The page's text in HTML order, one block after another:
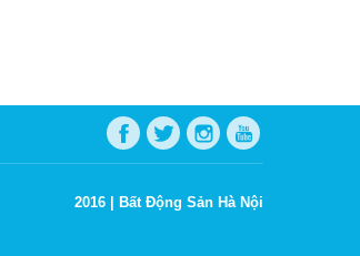
2016 | Bất Động Sản Hà Nội